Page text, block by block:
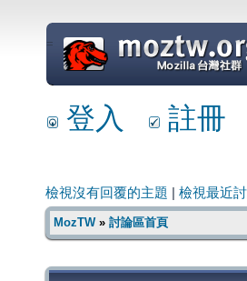
=
登入 註冊
檢視沒有回覆的主題 檢視最近
MozTW» 討論區首頁